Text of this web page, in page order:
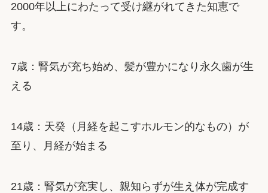
2000年以上にわたって受け継がれてきた知恵で
す。
7歳：腎気が充ち始め、髪が豊かになり永久歯が生
える
14歳：天癸（月経を起こすホルモン的なもの）が
至り、月経が始まる
21歳：腎気が充実し、親知らずが生え体が完成す